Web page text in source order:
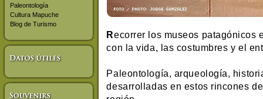
Recorrer los museos patagónicos
con la vida, las costumbres y el
Paleontología, arqueología,
desarrolladas en estos rincones
Paleontología
Cultura Mapuche
Blog de Turismo